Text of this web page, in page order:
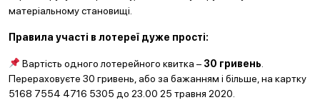
матеріальному становищі.
Правила участі в лотереї дуже прості:
Вартість одного лотерейного квитка – 30 гривень
Перераховуєте 30 гривень, або за бажанням і більше, на картку
5168 7554 4716 5305 до 23.00 25 травня 2020.